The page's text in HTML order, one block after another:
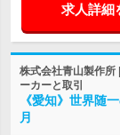
求人詳細
株式会社青山製作所
ーカーと取引
《愛知》世界随
月